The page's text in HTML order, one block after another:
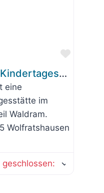
Favorit
Kinderkrippe und Kindertagesstätte „Das Giraffenhaus“
eine
im
Waldram.
Wolfratshausen
geschlossen: